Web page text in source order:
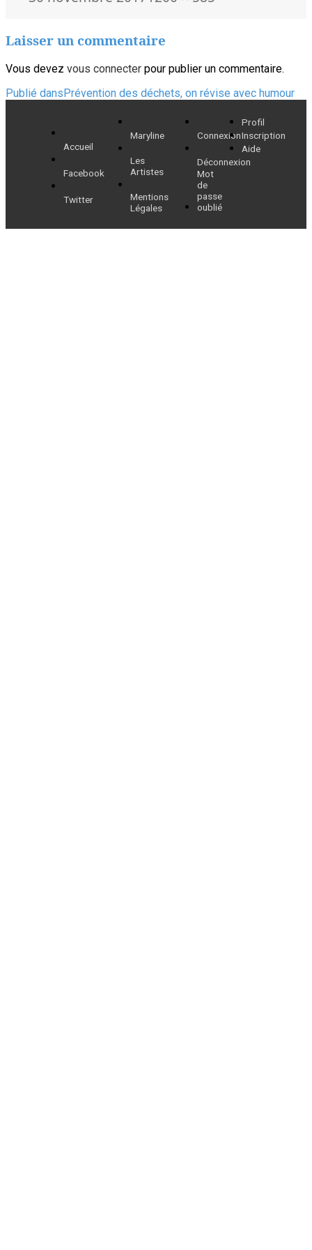
Laisser un commentaire
Vous devez vous connecter pour publier un commentaire.
Navigation
l’article
Publié dansPrévention des déchets, on révise avec humour
Accueil
Facebook
Twitter
Maryline
Les
Artistes
Mentions
Légales
Connexion
Déconnexion
Mot
de
passe
oublié
Profil
Inscription
Aide